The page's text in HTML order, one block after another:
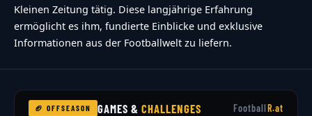
Kleinen Zeitung tätig. Diese langjährige Erfahrung
ermöglicht es ihm, fundierte Einblicke und exklusive
Informationen aus der Footballwelt zu liefern.
🏈 OFFSEASON GAMES &CHALLENGES FootballR.at